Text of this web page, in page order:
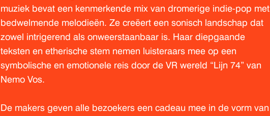
muziek bevat een kenmerkende mix van dromerige indie-pop met
bedwelmende melodieën. Ze creëert een sonisch landschap dat
zowel intrigerend als onweerstaanbaar is. Haar diepgaande
teksten en etherische stem nemen luisteraars mee op een
symbolische en emotionele reis door de VR wereld “Lijn 74” van
Nemo Vos.
De makers geven alle bezoekers een cadeau mee in de vorm van